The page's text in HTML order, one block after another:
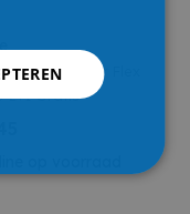
144780 Power Flex
2+1 Gratis